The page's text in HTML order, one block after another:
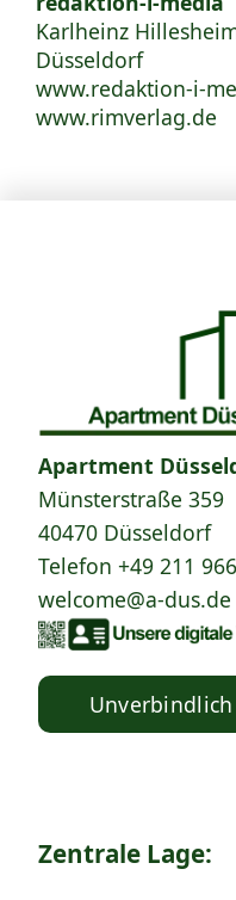
Karlheinz
Düsseldorf
www.redaktion-i-
www.rimverlag.de
Apartment
Münsterstraße 359
40470 Düsseldorf
Telefon +49 211
welcome@a-dus.de
Zentrale Lage: